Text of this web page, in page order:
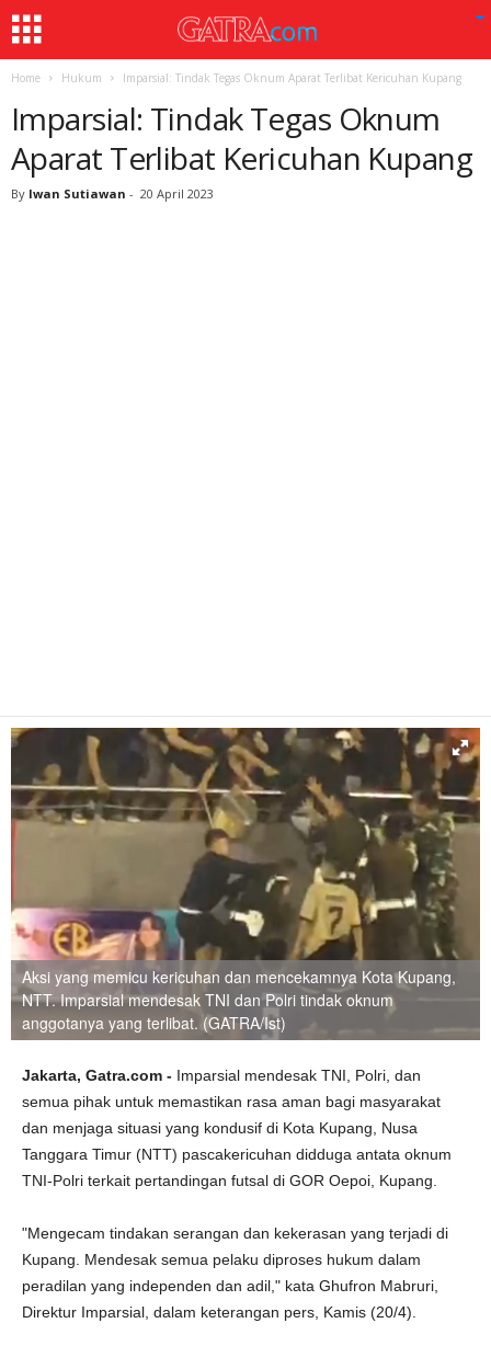
Home Hukum Imparsial: Tindak Tegas Oknum Aparat Terlibat Kericuhan Kupang
Imparsial: Tindak Tegas Oknum
Aparat Terlibat Kericuhan Kupang
By Iwan Sutiawan - 20 April 2023
Aksi yang memicu kericuhan dan mencekamnya Kota Kupang,
NTT. Imparsial mendesak TNI dan Polri tindak oknum
anggotanya yang terlibat. (GATRA/Ist)
Jakarta, Gatra.com - Imparsial mendesak TNI, Polri, dan
semua pihak untuk memastikan rasa aman bagi masyarakat
dan menjaga situasi yang kondusif di Kota Kupang, Nusa
Tanggara Timur (NTT) pascakericuhan didduga antata oknum
TNI-Polri terkait pertandingan futsal di GOR Oepoi, Kupang.
"Mengecam tindakan serangan dan kekerasan yang terjadi di
Kupang. Mendesak semua pelaku diproses hukum dalam
peradilan yang independen dan adil," kata Ghufron Mabruri,
Direktur Imparsial, dalam keterangan pers, Kamis (20/4).